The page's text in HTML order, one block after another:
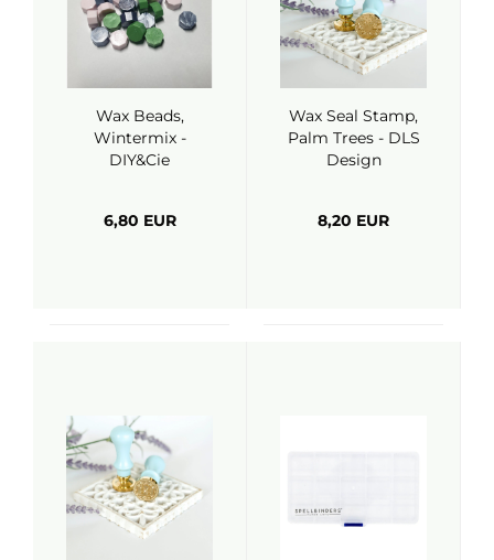
Wax Beads,
Wintermix -
DIY&Cie
6,80 EUR
Wax Seal Stamp,
Palm Trees - DLS
Design
8,20 EUR